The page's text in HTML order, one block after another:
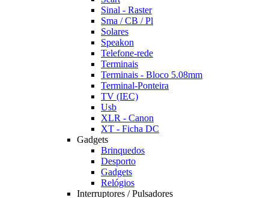
Sinal - Raster
Sma / CB / Pl
Solares
Speakon
Telefone-rede
Terminais
Terminais - Bloco 5.08mm
Terminal-Ponteira
TV (IEC)
Usb
XLR - Canon
XT - Ficha DC
Gadgets
Brinquedos
Desporto
Gadgets
Relógios
Interruptores / Pulsadores